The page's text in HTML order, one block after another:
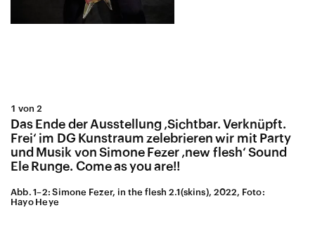
1 von 2
Das Ende der Ausstellung ‚Sichtbar. Verknüpft.
Frei‘ im DG Kunstraum zelebrieren wir mit Party
und Musik von Simone Fezer ‚new flesh‘ Sound
Ele Runge. Come as you are!!
Abb. 1–2: Simone Fezer, in the flesh 2.1(skins), 2022, Foto:
Hayo Heye